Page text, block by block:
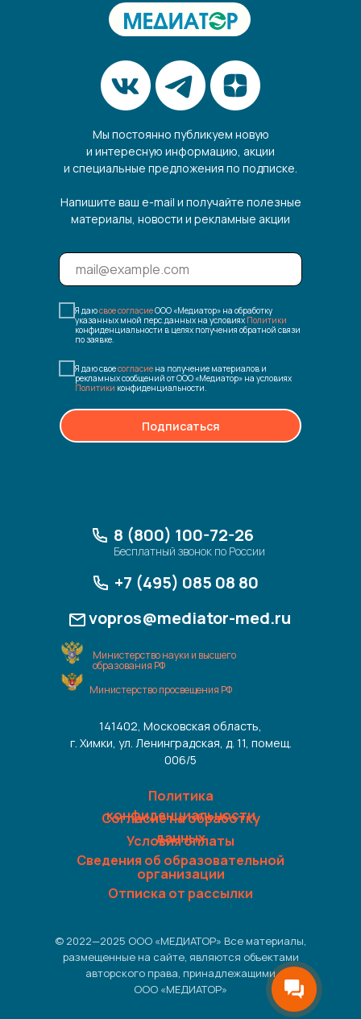
Мы постоянно публикуем новую
и интересную информацию, акции
и специальные предложения по подписке.
Напишите ваш e-mail и получайте полезные
материалы, новости и рекламные акции
Политика
конфиденциальности
Я даюсвое согласиеООО «Медиатор» на обработку
указанных мной перс.данных на условиях Политики
конфиденциальности в целях получения обратной связи
по заявке.
Я даю своесогласие на получение материалов и
рекламных сообщений от ООО «Медиатор» на условиях
Политики конфиденциальности.
Подписаться
© 2022—2025 ООО «МЕДИАТОР» Все материалы,
размещенные на сайте, являются объектами
авторского права, принадлежащими
ООО «МЕДИАТОР»
8 (800) 100-72-26
Бесплатный звонок по России
vopros@mediator-med.ru
141402, Московская область,
г. Химки, ул. Ленинградская, д. 11, помещ.
006/5
Условия оплаты
Согласие на обработку
данных
+7 (495) 085 08 80
Министерство науки и высшего
образования РФ
Министерство просвещения РФ
Сведения об образовательной
организации
Отписка от рассылки